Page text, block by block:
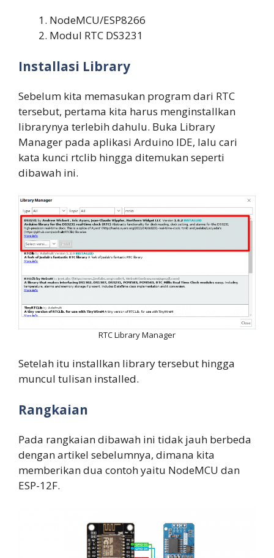
NodeMCU/ESP8266
Modul RTC DS3231
Installasi Library
Sebelum kita memasukan program dari RTC
tersebut, pertama kita harus menginstallkan
librarynya terlebih dahulu. Buka Library
Manager pada aplikasi Arduino IDE, lalu cari
kata kunci rtclib hingga ditemukan seperti
dibawah ini.
RTC Library Manager
Setelah itu installkan library tersebut hingga
muncul tulisan installed.
Rangkaian
Pada rangkaian dibawah ini tidak jauh berbeda
dengan artikel sebelumnya, dimana kita
memberikan dua contoh yaitu NodeMCU dan
ESP-12F.